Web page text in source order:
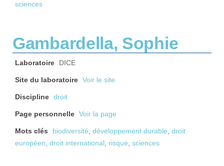
sciences
Gambardella, Sophie
Laboratoire DICE
Site du laboratoire Voir le site
Discipline droit
Page personnelle Voir la page
Mots clés biodiversité, développement durable, droit
européen, droit international , risque, sciences